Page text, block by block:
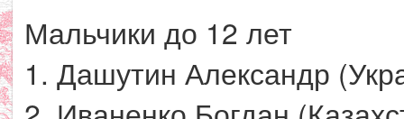
Мальчики до 12 лет
1. Дашутин Александр